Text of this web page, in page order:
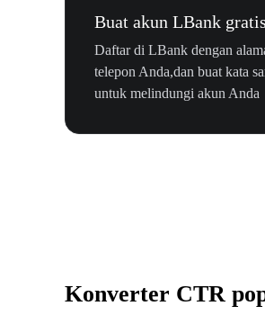
Buat akun LBank
Daftar di LBank dengan
telepon Anda,dan buat kata
untuk melindungi akun Anda
Konverter CTR